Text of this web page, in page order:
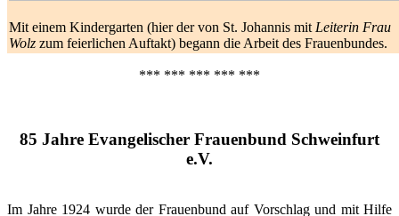
Mit einem Kindergarten (hier der von St. Johannis mit Leiterin Frau
Wolz zum feierlichen Auftakt) begann die Arbeit des Frauenbundes.
*** *** *** *** ***
85 Jahre Evangelischer Frauenbund Schweinfurt
e.V.
Im Jahre 1924 wurde der Frauenbund auf Vorschlag und mit Hilfe